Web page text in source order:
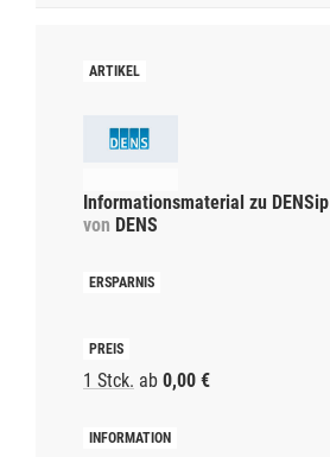
Informationsmaterial zu DENSip
von DENS
1 Stck. ab 0,00 €